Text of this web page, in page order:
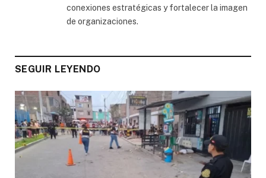
conexiones estratégicas y fortalecer la imagen
de organizaciones.
SEGUIR LEYENDO